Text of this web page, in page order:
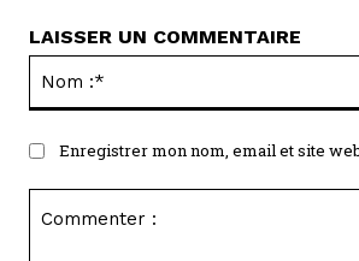
LAISSER UN COMMENTAIRE
Enregistrer mon nom, email et site